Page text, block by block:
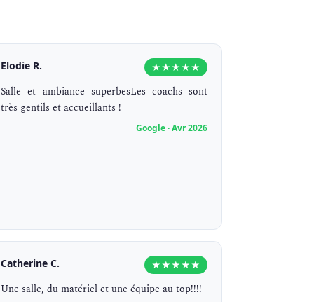
Elodie R. ★★★★★
Salle et ambiance superbesLes coachs sont
très gentils et accueillants !
Google · Avr 2026
Catherine C. ★★★★★
Une salle, du matériel et une équipe au top!!!!